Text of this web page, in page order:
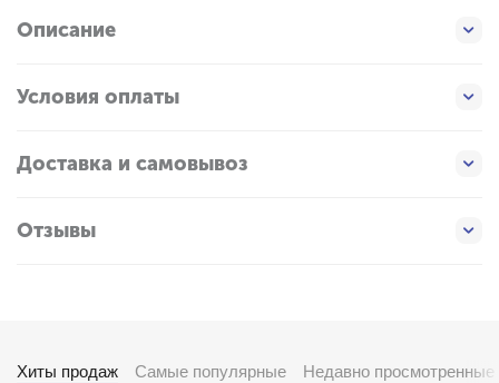
Описание
Условия оплаты
Доставка и самовывоз
Отзывы
Хиты продаж Самые популярные Недавно просмотренные